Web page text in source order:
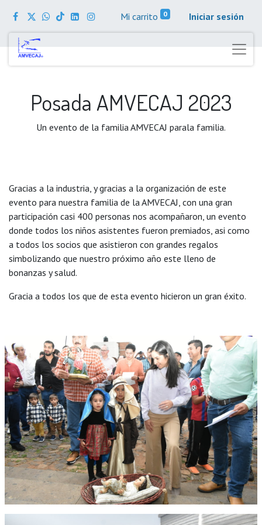
Mi carrito 0 Iniciar sesión
Posada AMVECAJ 2023
Un evento de la familia AMVECAJ parala familia.
Gracias a la industria, y gracias a la organización de este
evento para nuestra familia de la AMVECAJ, con una gran
participación casi 400 personas nos acompañaron, un evento
donde todos los niños asistentes fueron premiados, asi como
a todos los socios que asistieron con grandes regalos
simbolizando que nuestro próximo año este lleno de
bonanzas y salud.
Gracia a todos los que de esta evento hicieron un gran éxito.